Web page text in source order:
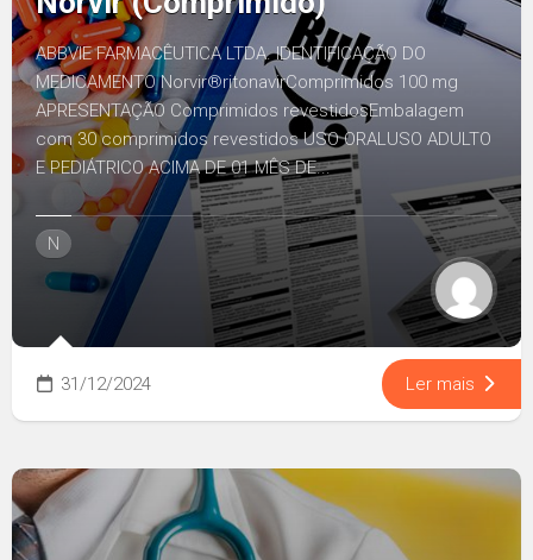
ABBVIE FARMACÊUTICA LTDA. IDENTIFICAÇÃO DO
MEDICAMENTO‌ Norvir®ritonavirComprimidos 100 mg
APRESENTAÇÃO Comprimidos revestidosEmbalagem
com 30 comprimidos revestidos USO ORALUSO ADULTO
E PEDIÁTRICO ACIMA DE 01 MÊS DE...
N
31/12/2024 Ler mais